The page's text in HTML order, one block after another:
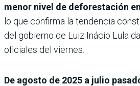
menor nivel de deforestación
lo que confirma la tendencia
del gobierno de Luiz Inácio Lula
oficiales del viernes.
De agosto de 2025 a julio